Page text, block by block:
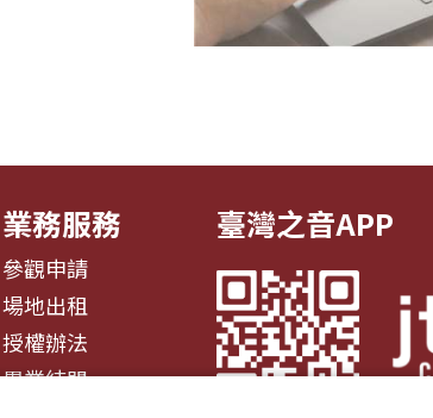
業務服務
參觀申請
場地出租
授權辦法
異業結盟
臺灣之音APP